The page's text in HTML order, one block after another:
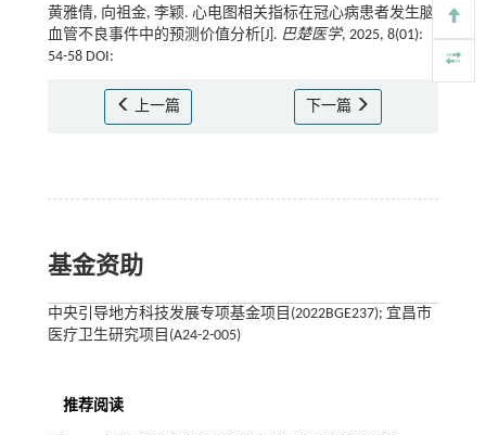
黄雅倩, 向祖金, 李颖. 心电图相关指标在冠心病患者发生脑
血管不良事件中的预测价值分析[J]. 巴楚医学, 2025, 8(01):
54-58 DOI:
上一篇 下一篇
基金资助
中央引导地方科技发展专项基金项目(2022BGE237); 宜昌市
医疗卫生研究项目(A24-2-005)